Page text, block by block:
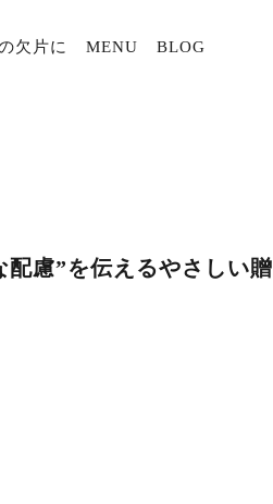
欠片に MENU BLOG
慮”を伝えるやさしい贈